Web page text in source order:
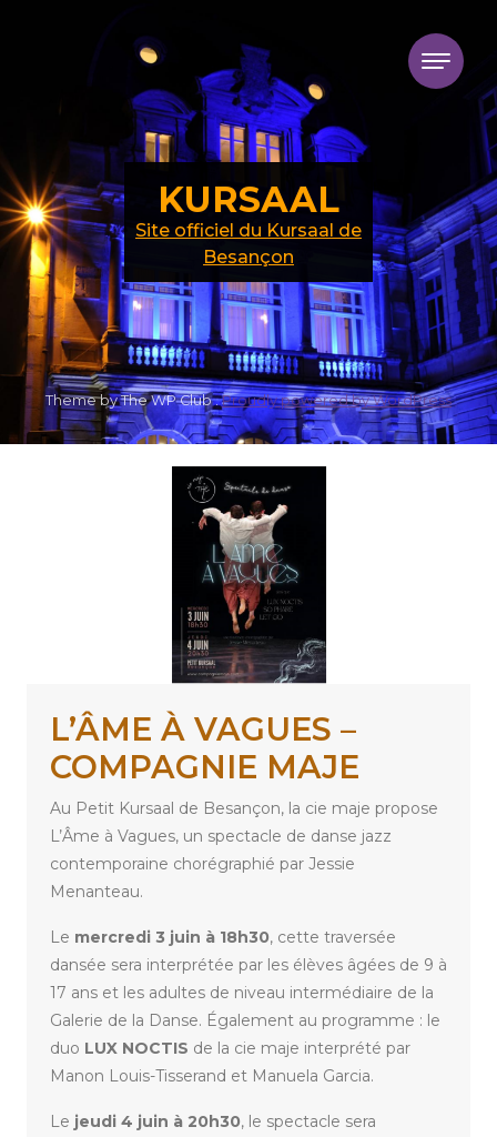
L’ÂME À VAGUES –
COMPAGNIE MAJE
Au Petit Kursaal de Besançon, la cie maje propose
L’Âme à Vagues, un spectacle de danse jazz
contemporaine chorégraphié par Jessie
Menanteau.
Le mercredi 3 juin à 18h30, cette traversée
dansée sera interprétée par les élèves âgées de 9 à
17 ans et les adultes de niveau intermédiaire de la
Galerie de la Danse. Également au programme : le
duo LUX NOCTIS de la cie maje interprété par
Manon Louis-Tisserand et Manuela Garcia.
Le jeudi 4 juin à 20h30, le spectacle sera
KURSAAL
Site officiel du Kursaal de
Besançon
Theme by The WP Club .Proudly powered by WordPress